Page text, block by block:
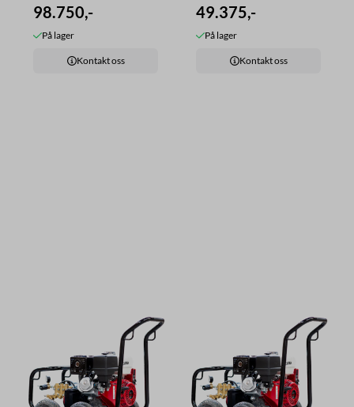
98.750,-
På lager
Kontakt oss
49.375,-
På lager
Kontakt oss